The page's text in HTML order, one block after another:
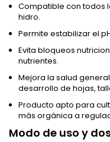
Compatible con todos
hidro.
Permite estabilizar el
Evita bloqueos
nutrientes.
Mejora la salud
desarrollo de hojas,
Producto apto para
más orgánica a
Modo de uso y